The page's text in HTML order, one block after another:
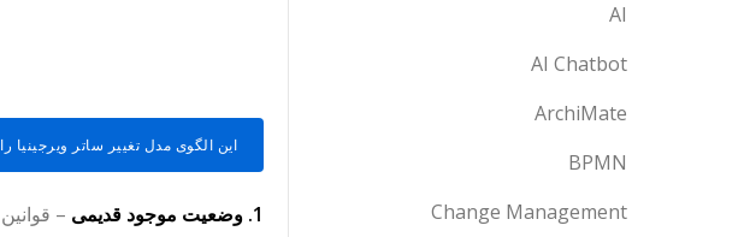
این الگوی مدل تغییر ساتر ویرجینیا
1. وضعیت موجود قدیمی
–
AI
AI Chatbot
ArchiMate
BPMN
Change Management